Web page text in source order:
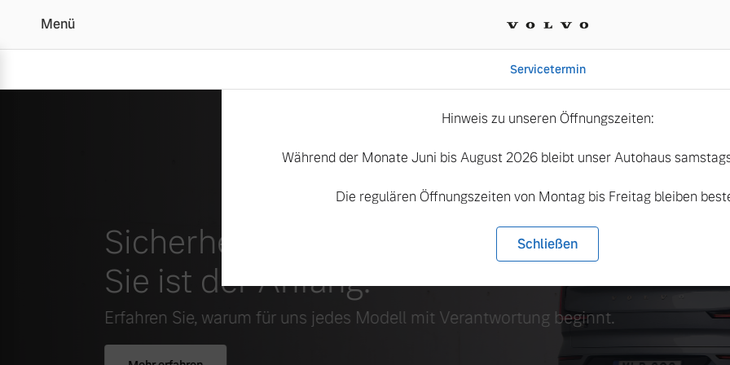
Menü
Servicetermin
Hinweis zu unseren Öffnungszeiten:
Während der Monate Juni bis August 2026 bleibt unser Autohaus
Die regulären Öffnungszeiten von Montag bis Freitag bleiben
Schließen
Sicherheit ist nicht das Ziel.
Sie ist der Anfang.
Erfahren Sie, warum für uns jedes Modell mit Verantwortung beginnt.